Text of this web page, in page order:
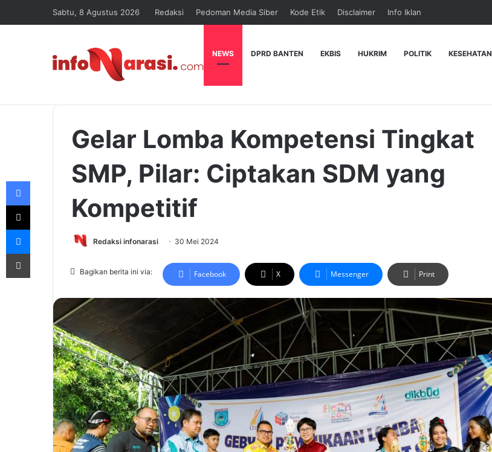
Sabtu, 8 Agustus 2026 Redaksi Pedoman Media Siber Kode Etik Disclaimer Info Iklan
NEWS DPRD BANTEN EKBIS HUKRIM POLITIK KESEHATAN
Gelar Lomba Kompetensi Tingkat
SMP, Pilar: Ciptakan SDM yang
Kompetitif
Redaksi infonarasi 30 Mei 2024
Bagikan berita ini via: Facebook X Messenger Print